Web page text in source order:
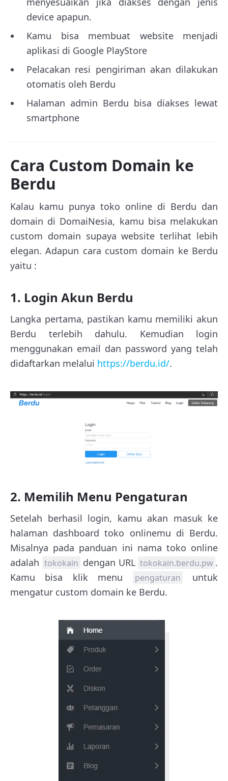
device apapun.
Kamu bisa membuat website menjadi
aplikasi di Google PlayStore
Pelacakan resi pengiriman akan dilakukan
otomatis oleh Berdu
Halaman admin Berdu bisa diakses lewat
smartphone
Cara Custom Domain ke
Berdu
Kalau kamu punya toko online di Berdu dan
domain di DomaiNesia, kamu bisa melakukan
custom domain supaya website terlihat lebih
elegan. Adapun cara custom domain ke Berdu
yaitu :
1. Login Akun Berdu
Langka pertama, pastikan kamu memiliki akun
Berdu terlebih dahulu. Kemudian login
menggunakan email dan password yang telah
didaftarkan melalui https://berdu.id/.
2. Memilih Menu Pengaturan
Setelah berhasil login, kamu akan masuk ke
halaman dashboard toko onlinemu di Berdu.
Misalnya pada panduan ini nama toko online
adalah tokokain dengan URL tokokain.berdu.pw .
Kamu bisa klik menu
pengaturan
untuk
mengatur custom domain ke Berdu.